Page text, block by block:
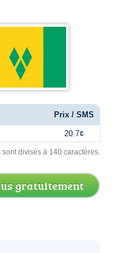
Prix / SMS
20.7¢
divisés à 140 caractères.
gratuitement